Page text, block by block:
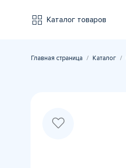
Каталог товаров
Главная страница Каталог